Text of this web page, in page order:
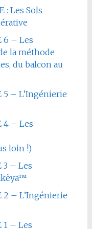
: Les Sols
6 – Les
la méthode
du balcon au
5 – L’Ingénierie
4 – Les
loin !)
3 – Les
2 – L’Ingénierie
1 – Les